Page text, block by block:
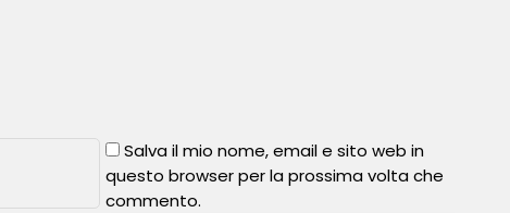
Salva il mio nome, email e sito web in
questo browser per la prossima volta che
commento.